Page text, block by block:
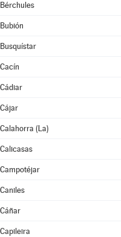
Bérchules
Bubión
Busquístar
Cacín
Cádiar
Cájar
Calahorra (La)
Calicasas
Campotéjar
Caniles
Cáñar
Capileira